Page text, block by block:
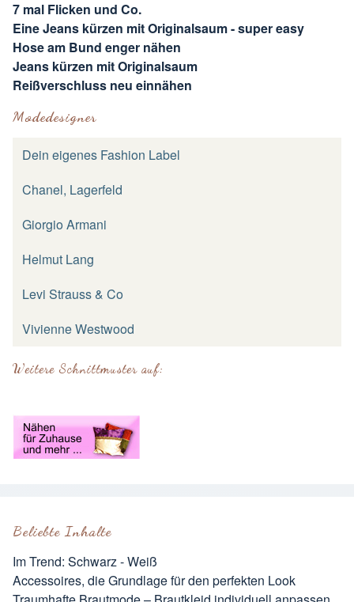
Beliebte Inhalte
Im Trend: Schwarz - Weiß
Accessoires, die Grundlage für den perfekten Look
7 mal Flicken und Co.
Eine Jeans kürzen mit Originalsaum - super easy
Hose am Bund enger nähen
Jeans kürzen mit Originalsaum
Reißverschluss neu einnähen
Modedesigner
Dein eigenes Fashion Label
Chanel, Lagerfeld
Giorgio Armani
Helmut Lang
Levi Strauss & Co
Vivienne Westwood
Weitere Schnittmuster auf: